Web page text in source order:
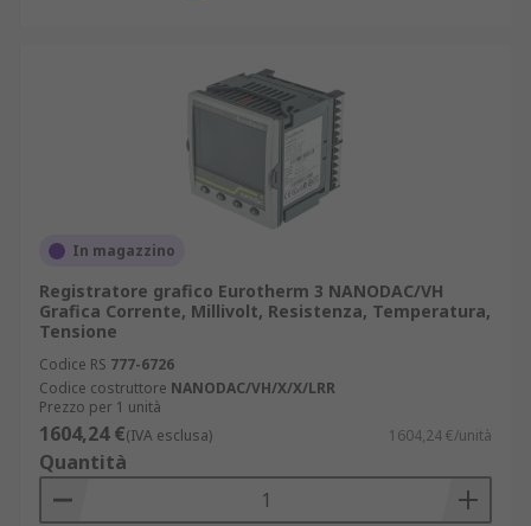
In magazzino
Registratore grafico Eurotherm 3 NANODAC/VH
Grafica Corrente, Millivolt, Resistenza, Temperatura,
Tensione
Codice RS 777-6726
Codice costruttore NANODAC/VH/X/X/LRR
Prezzo per 1 unità
1604,24 €(IVA esclusa) 1604,24 €/unità
Quantità